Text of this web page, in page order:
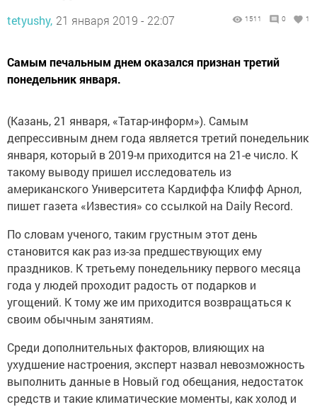
tetyushy, 21 января 2019 - 22:07 1511 0 1
Самым печальным днем оказался признан третий
понедельник января.
(Казань, 21 января, «Татар-информ»). Самым
депрессивным днем года является третий понедельник
января, который в 2019-м приходится на 21-е число. К
такому выводу пришел исследователь из
американского Университета Кардиффа Клифф Арнол,
пишет газета «Известия» со ссылкой на Daily Record.
По словам ученого, таким грустным этот день
становится как раз из-за предшествующих ему
праздников. К третьему понедельнику первого месяца
года у людей проходит радость от подарков и
угощений. К тому же им приходится возвращаться к
своим обычным занятиям.
Среди дополнительных факторов, влияющих на
ухудшение настроения, эксперт назвал невозможность
выполнить данные в Новый год обещания, недостаток
средств и такие климатические моменты, как холод и